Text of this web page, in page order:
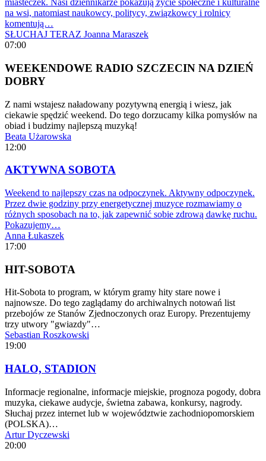
miasteczek. Nasi dziennikarze pokazują życie społeczne i kulturalne
na wsi, natomiast naukowcy, politycy, związkowcy i rolnicy
komentują…
SŁUCHAJ TERAZ Joanna Maraszek
07:00
WEEKENDOWE RADIO SZCZECIN NA DZIEŃ
DOBRY
Z nami wstajesz naładowany pozytywną energią i wiesz, jak
ciekawie spędzić weekend. Do tego dorzucamy kilka pomysłów na
obiad i budzimy najlepszą muzyką!
Beata Użarowska
12:00
AKTYWNA SOBOTA
Weekend to najlepszy czas na odpoczynek. Aktywny odpoczynek.
Przez dwie godziny przy energetycznej muzyce rozmawiamy o
różnych sposobach na to, jak zapewnić sobie zdrową dawkę ruchu.
Pokazujemy…
Anna Łukaszek
17:00
HIT-SOBOTA
Hit-Sobota to program, w którym gramy hity stare nowe i
najnowsze. Do tego zaglądamy do archiwalnych notowań list
przebojów ze Stanów Zjednoczonych oraz Europy. Prezentujemy
trzy utwory "gwiazdy"…
Sebastian Roszkowski
19:00
HALO, STADION
Informacje regionalne, informacje miejskie, prognoza pogody, dobra
muzyka, ciekawe audycje, świetna zabawa, konkursy, nagrody.
Słuchaj przez internet lub w województwie zachodniopomorskiem
(POLSKA)…
Artur Dyczewski
20:00